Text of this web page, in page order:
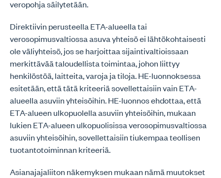
veropohja säilytetään.
Direktiivin perusteella ETA-alueella tai
verosopimusvaltiossa asuva yhteisö ei lähtökohtaisesti
ole väliyhteisö, jos se harjoittaa sijaintivaltioissaan
merkittävää taloudellista toimintaa, johon liittyy
henkilöstöä, laitteita, varoja ja tiloja. HE-luonnoksessa
esitetään, että tätä kriteeriä sovellettaisiin vain ETA-
alueella asuviin yhteisöihin. HE-luonnos ehdottaa, että
ETA-alueen ulkopuolella asuviin yhteisöihin, mukaan
lukien ETA-alueen ulkopuolisissa verosopimusvaltiossa
asuviin yhteisöihin, sovellettaisiin tiukempaa teollisen
tuotantotoiminnan kriteeriä.
Asianajajaliiton näkemyksen mukaan nämä muutokset